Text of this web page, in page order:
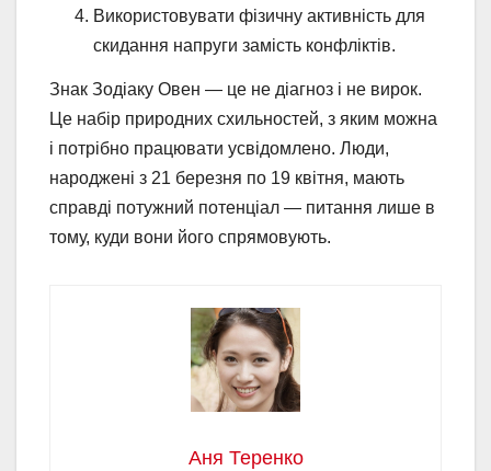
Використовувати фізичну активність для
скидання напруги замість конфліктів.
Знак Зодіаку Овен — це не діагноз і не вирок.
Це набір природних схильностей, з яким можна
і потрібно працювати усвідомлено. Люди,
народжені з 21 березня по 19 квітня, мають
справді потужний потенціал — питання лише в
тому, куди вони його спрямовують.
Аня Теренко